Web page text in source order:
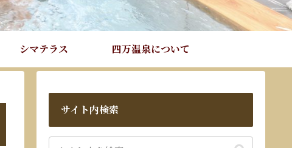
シマテラス 四万温泉について
サイト内検索